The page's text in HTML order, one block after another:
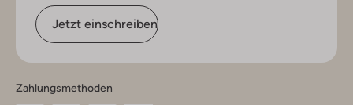
Jetzt einschreiben
Zahlungsmethoden